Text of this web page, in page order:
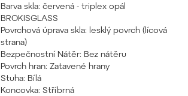
Barva skla: červená - triplex opál
BROKISGLASS
Povrchová úprava skla: lesklý povrch (lícová
strana)
Bezpečnostní Nátěr: Bez nátěru
Povrch hran: Zatavené hrany
Stuha: Bílá
Koncovka: Stříbrná